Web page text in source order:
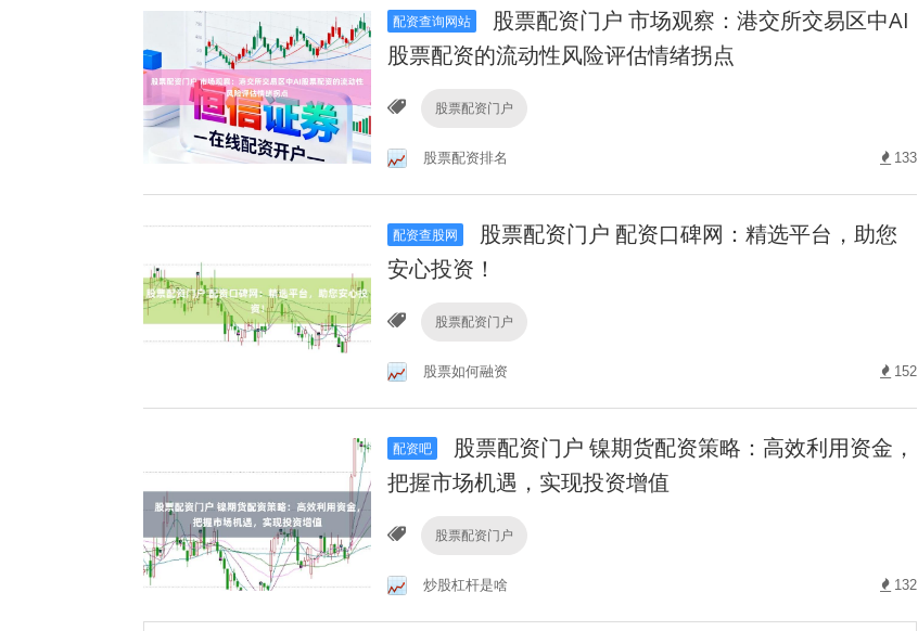
配资查询网站
股票配资门户 市场观察：港交所交易区中AI
股票配资的流动性风险评估情绪拐点
股票配资门户
股票配资排名 133
配资查股网
股票配资门户 配资口碑网：精选平台，助您
安心投资！
股票配资门户
股票如何融资 152
配资吧
股票配资门户 镍期货配资策略：高效利用资金，
把握市场机遇，实现投资增值
股票配资门户
炒股杠杆是啥 132